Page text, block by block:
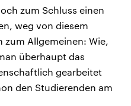
zum Schluss einen
weg von diesem
zum Allgemeinen: Wie,
überhaupt das
gearbeitet
den Studierenden am